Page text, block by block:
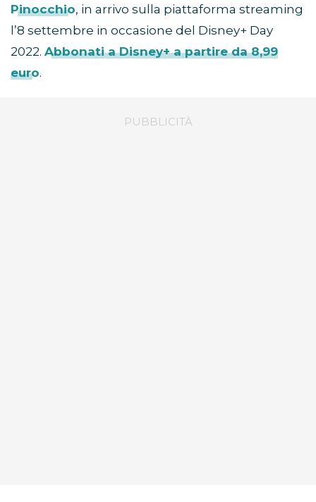
Pinocchio, in arrivo sulla piattaforma streaming
l’8 settembre in occasione del Disney+ Day
2022. Abbonati a Disney+ a partire da 8,99
euro.